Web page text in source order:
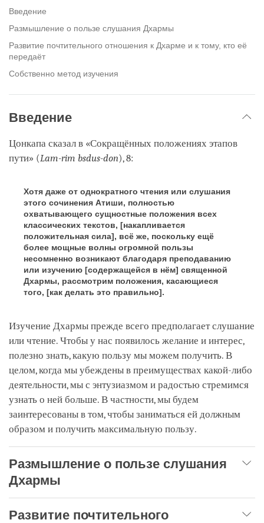
Введение
Размышление о пользе слушания Дхармы
Развитие почтительного отношения к Дхарме и к тому, кто её
передаёт
Собственно метод изучения
Введение
Цонкапа сказал в «Сокращённых положениях этапов
пути» (Lam-rim bsdus-don), 8:
Хотя даже от однократного чтения или слушания
этого сочинения Атиши, полностью
охватывающего сущностные положения всех
классических текстов, [накапливается
положительная сила], всё же, поскольку ещё
более мощные волны огромной пользы
несомненно возникают благодаря преподаванию
или изучению [содержащейся в нём] священной
Дхармы, рассмотрим положения, касающиеся
того, [как делать это правильно].
Изучение Дхармы прежде всего предполагает слушание
или чтение. Чтобы у нас появилось желание и интерес,
полезно знать, какую пользу мы можем получить. В
целом, когда мы убеждены в преимуществах какой-либо
деятельности, мы с энтузиазмом и радостью стремимся
узнать о ней больше. В частности, мы будем
заинтересованы в том, чтобы заниматься ей должным
образом и получить максимальную пользу.
Размышление о пользе слушания
Дхармы
Развитие почтительного